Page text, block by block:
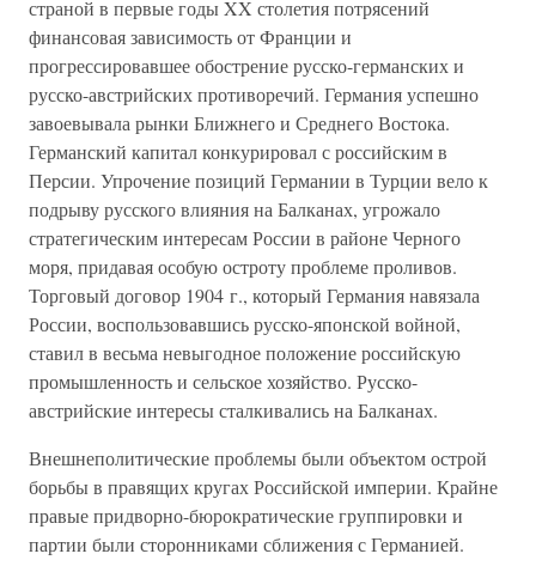
страной в первые годы XX столетия потрясений
финансовая зависимость от Франции и
прогрессировавшее обострение русско-германских и
русско-австрийских противоречий. Германия успешно
завоевывала рынки Ближнего и Среднего Востока.
Германский капитал конкурировал с российским в
Персии. Упрочение позиций Германии в Турции вело к
подрыву русского влияния на Балканах, угрожало
стратегическим интересам России в районе Черного
моря, придавая особую остроту проблеме проливов.
Торговый договор 1904 г., который Германия навязала
России, воспользовавшись русско-японской войной,
ставил в весьма невыгодное положение российскую
промышленность и сельское хозяйство. Русско-
австрийские интересы сталкивались на Балканах.
Внешнеполитические проблемы были объектом острой
борьбы в правящих кругах Российской империи. Крайне
правые придворно-бюрократические группировки и
партии были сторонниками сближения с Германией.